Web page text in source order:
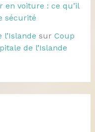
en voiture : ce qu’il
sécurité
sur Coup
de l’Islande